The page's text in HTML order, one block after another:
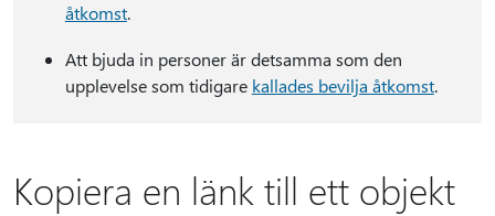
åtkomst.
Att bjuda in personer är detsamma som den
upplevelse som tidigare kallades bevilja åtkomst.
Kopiera en länk till ett objekt